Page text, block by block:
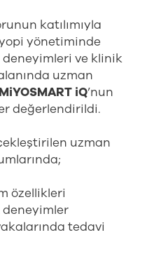
katılımıyla
yönetiminde
ve klinik
uzman
MiYOSMART iQ’nun
değerlendirildi.
uzman
özellikleri
deneyimler
tedavi